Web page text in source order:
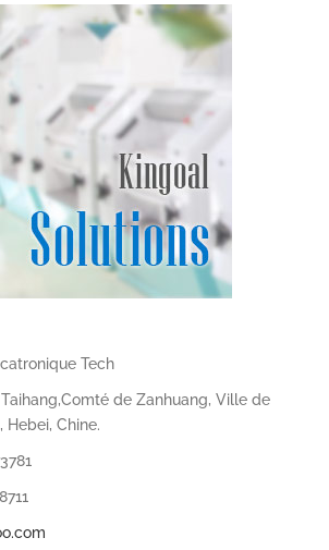
Tech
de Zanhuang, Ville de
Hebei, Chine.